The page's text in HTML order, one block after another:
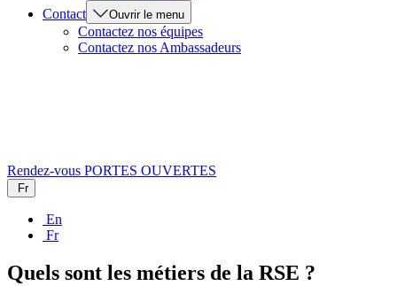
Contact
Ouvrir le menu
Contactez nos équipes
Contactez nos Ambassadeurs
Rendez-vous PORTES OUVERTES
Fr
En
Fr
Quels sont les métiers de la RSE ?